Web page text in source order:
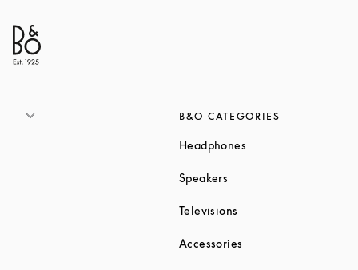
B&O CATEGORIES
Headphones
Speakers
Televisions
Accessories